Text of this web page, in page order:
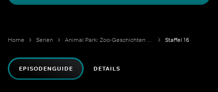
Home Serien Animal Park: Zoo-Geschichten aus Longleat Staffel 16
EPISODENGUIDE DETAILS